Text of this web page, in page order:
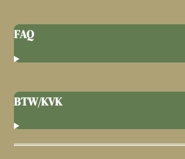
FAQ
BTW/KVK